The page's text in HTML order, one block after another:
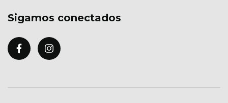
Sigamos conectados